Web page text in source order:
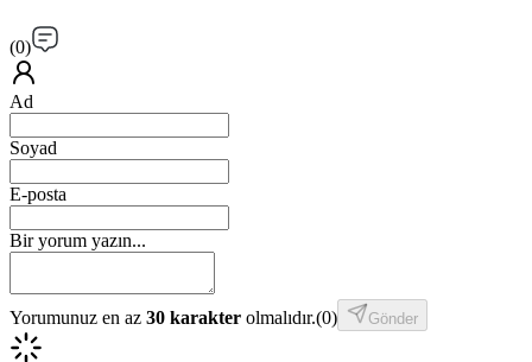
(0)
Ad
Soyad
E-posta
Bir yorum yazın...
Yorumunuz en az 30 karakter olmalıdır.(0) Gönder